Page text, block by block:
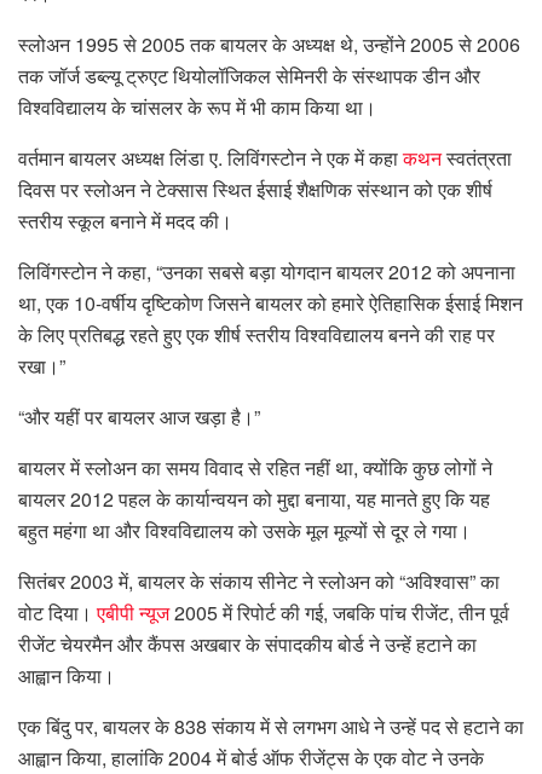
स्लोअन 1995 से 2005 तक बायलर के अध्यक्ष थे, उन्होंने 2005 से 2006
तक जॉर्ज डब्ल्यू ट्रुएट थियोलॉजिकल सेमिनरी के संस्थापक डीन और
विश्वविद्यालय के चांसलर के रूप में भी काम किया था।
वर्तमान बायलर अध्यक्ष लिंडा ए. लिविंगस्टोन ने एक में कहाकथनस्वतंत्रता
दिवस पर स्लोअन ने टेक्सास स्थित ईसाई शैक्षणिक संस्थान को एक शीर्ष
स्तरीय स्कूल बनाने में मदद की।
लिविंगस्टोन ने कहा, “उनका सबसे बड़ा योगदान बायलर 2012 को अपनाना
था, एक 10-वर्षीय दृष्टिकोण जिसने बायलर को हमारे ऐतिहासिक ईसाई मिशन
के लिए प्रतिबद्ध रहते हुए एक शीर्ष स्तरीय विश्वविद्यालय बनने की राह पर
रखा।”
“और यहीं पर बायलर आज खड़ा है।”
बायलर में स्लोअन का समय विवाद से रहित नहीं था, क्योंकि कुछ लोगों ने
बायलर 2012 पहल के कार्यान्वयन को मुद्दा बनाया, यह मानते हुए कि यह
बहुत महंगा था और विश्वविद्यालय को उसके मूल मूल्यों से दूर ले गया।
सितंबर 2003 में, बायलर के संकाय सीनेट ने स्लोअन को “अविश्वास” का
वोट दिया।एबीपी न्यूज2005 में रिपोर्ट की गई, जबकि पांच रीजेंट, तीन पूर्व
रीजेंट चेयरमैन और कैंपस अखबार के संपादकीय बोर्ड ने उन्हें हटाने का
आह्वान किया।
एक बिंदु पर, बायलर के 838 संकाय में से लगभग आधे ने उन्हें पद से हटाने का
आह्वान किया, हालांकि 2004 में बोर्ड ऑफ रीजेंट्स के एक वोट ने उनके